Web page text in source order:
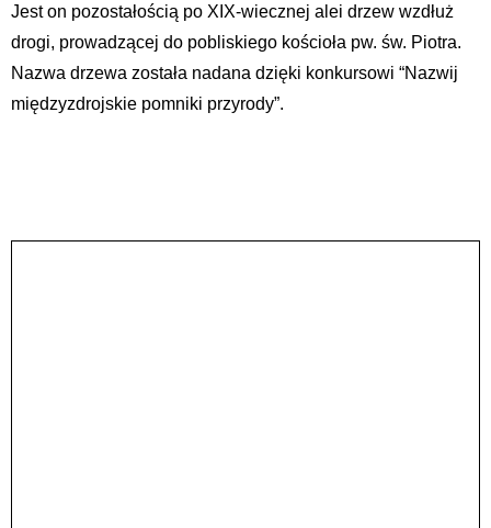
Jest on pozostałością po XIX-wiecznej alei drzew wzdłuż
drogi, prowadzącej do pobliskiego kościoła pw. św. Piotra.
Nazwa drzewa została nadana dzięki konkursowi “Nazwij
międzyzdrojskie pomniki przyrody”.